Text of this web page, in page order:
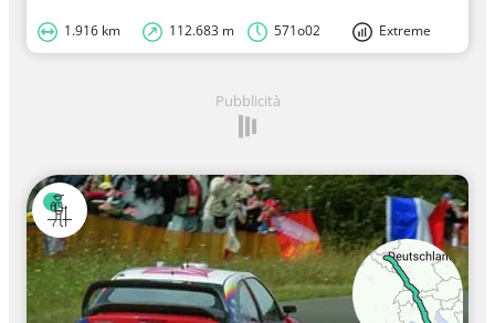
1.916 km 112.683 m 571o02 Extreme
Pubblicità